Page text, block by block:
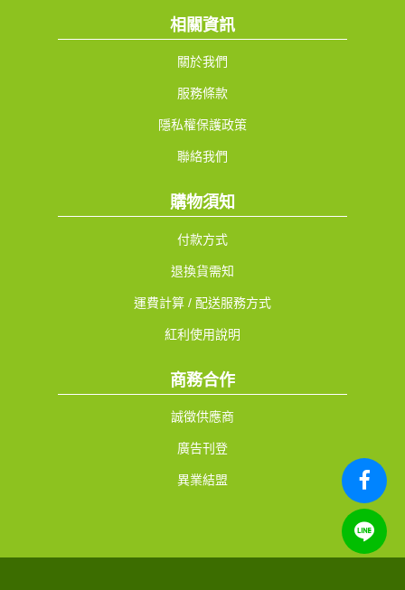
相關資訊
關於我們
服務條款
隱私權保護政策
聯絡我們
購物須知
付款方式
退換貨需知
運費計算 / 配送服務方式
紅利使用說明
商務合作
誠徵供應商
廣告刊登
異業結盟